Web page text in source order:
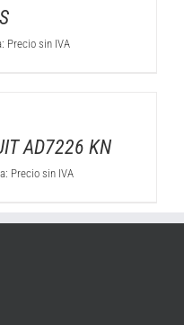
Precio sin IVA
AD7226 KN
Precio sin IVA